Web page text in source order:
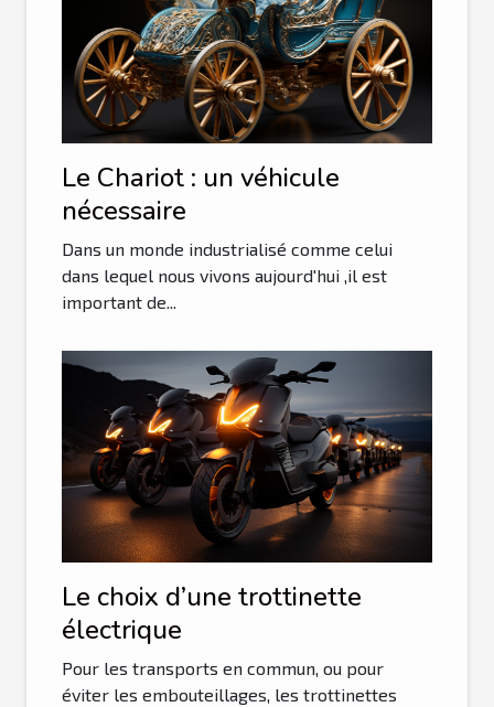
Le Chariot : un véhicule
nécessaire
Dans un monde industrialisé comme celui
dans lequel nous vivons aujourd'hui ,il est
important de...
Le choix d’une trottinette
électrique
Pour les transports en commun, ou pour
éviter les embouteillages, les trottinettes